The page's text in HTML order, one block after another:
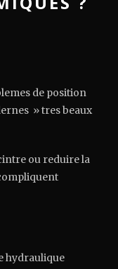
de position
» tres beaux
ou reduire la
hydraulique